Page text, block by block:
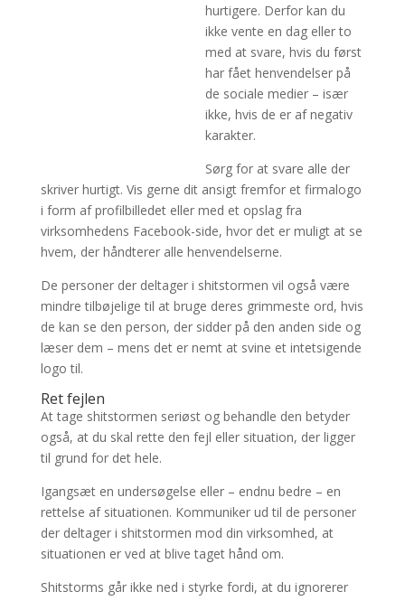
hurtigere. Derfor kan du
ikke vente en dag eller to
med at svare, hvis du først
har fået henvendelser på
de sociale medier – især
ikke, hvis de er af negativ
karakter.
Sørg for at svare alle der
skriver hurtigt. Vis gerne dit ansigt fremfor et firmalogo
i form af profilbilledet eller med et opslag fra
virksomhedens Facebook-side, hvor det er muligt at se
hvem, der håndterer alle henvendelserne.
De personer der deltager i shitstormen vil også være
mindre tilbøjelige til at bruge deres grimmeste ord, hvis
de kan se den person, der sidder på den anden side og
læser dem – mens det er nemt at svine et intetsigende
logo til.
Ret fejlen
At tage shitstormen seriøst og behandle den betyder
også, at du skal rette den fejl eller situation, der ligger
til grund for det hele.
Igangsæt en undersøgelse eller – endnu bedre – en
rettelse af situationen. Kommuniker ud til de personer
der deltager i shitstormen mod din virksomhed, at
situationen er ved at blive taget hånd om.
Shitstorms går ikke ned i styrke fordi, at du ignorerer